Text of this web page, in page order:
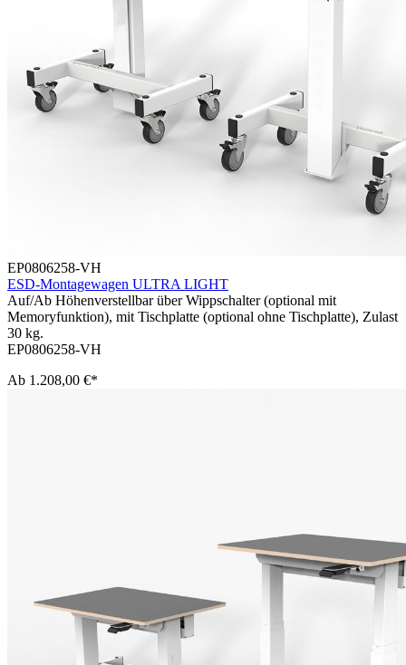
EP0806258-VH
ESD-Montagewagen ULTRA LIGHT
Auf/Ab Höhenverstellbar über Wippschalter (optional mit
Memoryfunktion), mit Tischplatte (optional ohne Tischplatte), Zulast
30 kg.
EP0806258-VH
Ab 1.208,00 €*